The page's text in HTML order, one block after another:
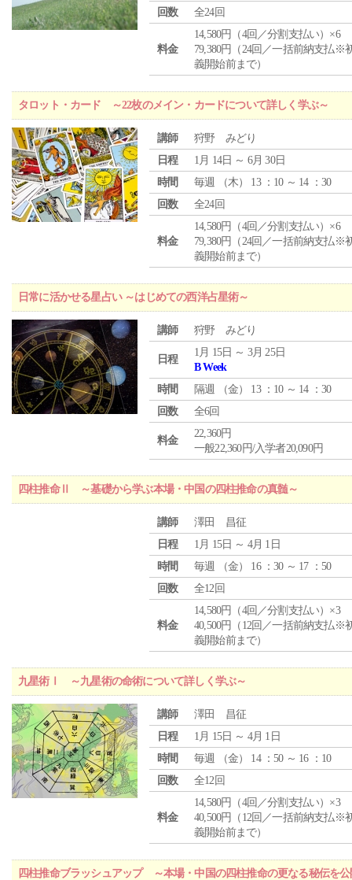
回数
全24回
料金
14,580円（4回／分割支払い）×6
79,380円（24回／一括前納支払※
義開始前まで）
タロット・カード ～22枚のメイン・カードについて詳しく学ぶ～
講師
狩野 みどり
日程
1月 14日 ～ 6月 30日
時間
毎週 （木） 13 ：10 ～ 14 ：30
回数
全24回
料金
14,580円（4回／分割支払い）×6
79,380円（24回／一括前納支払※
義開始前まで）
日常に活かせる星占い ～はじめての西洋占星術～
講師 狩野 みどり
日程
1月 15日 ～ 3月 25日
B Week
時間
隔週 （金） 13 ：10 ～ 14 ：30
回数
全6回
料金
22,360円
一般22,360円/入学者20,090円
四柱推命Ⅱ ～基礎から学ぶ本場・中国の四柱推命の真髄～
講師
澤田 昌征
日程
1月 15日 ～ 4月 1日
時間
毎週 （金） 16 ：30 ～ 17 ：50
回数
全12回
料金
14,580円（4回／分割支払い）×3
40,500円（12回／一括前納支払※
義開始前まで）
九星術Ⅰ ～九星術の命術について詳しく学ぶ～
講師
澤田 昌征
日程
1月 15日 ～ 4月 1日
時間
毎週 （金） 14 ：50 ～ 16 ：10
回数
全12回
料金
14,580円（4回／分割支払い）×3
40,500円（12回／一括前納支払※
義開始前まで）
四柱推命ブラッシュアップ ～本場・中国の四柱推命の更なる秘伝を